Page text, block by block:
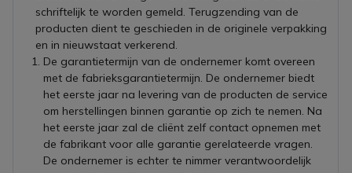
schriftelijk te worden gemeld. Terugzending van de
producten dient te geschieden in de originele verpakking
en in nieuwstaat verkerend.
De garantietermijn van de ondernemer komt overeen
met de fabrieksgarantietermijn. De ondernemer biedt
het eerste jaar na levering van de producten de service
om herstellingen binnen garantie op zich te nemen. Na
het eerste jaar zal de cliënt zelf contact opnemen met
de fabrikant voor alle garantie gerelateerde vragen.
De ondernemer is echter te nimmer verantwoordelijk